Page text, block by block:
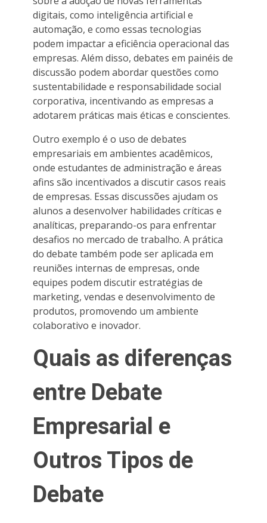
digitais, como inteligência artificial e
automação, e como essas tecnologias
podem impactar a eficiência operacional das
empresas. Além disso, debates em painéis de
discussão podem abordar questões como
sustentabilidade e responsabilidade social
corporativa, incentivando as empresas a
adotarem práticas mais éticas e conscientes.
Outro exemplo é o uso de debates
empresariais em ambientes acadêmicos,
onde estudantes de administração e áreas
afins são incentivados a discutir casos reais
de empresas. Essas discussões ajudam os
alunos a desenvolver habilidades críticas e
analíticas, preparando-os para enfrentar
desafios no mercado de trabalho. A prática
do debate também pode ser aplicada em
reuniões internas de empresas, onde
equipes podem discutir estratégias de
marketing, vendas e desenvolvimento de
produtos, promovendo um ambiente
colaborativo e inovador.
Quais as diferenças
entre Debate
Empresarial e
Outros Tipos de
Debate